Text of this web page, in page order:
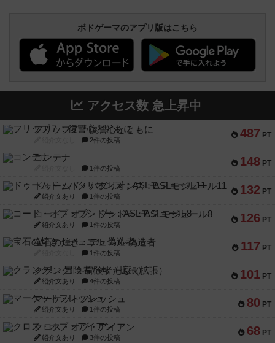
ボドゲーマのアプリ版はこちら
アクセス数 急上昇中
487 PT
フリップ７：復讐心とともに
2件の投稿
148 PT
コンテナ
1件の投稿
132 PT
ドゥームド・バタリオンズ：ASLモジュール11
紹介文あり 1件の投稿
126 PT
コード・オブ・ブシドー：ASLモジュール8
紹介文あり 1件の投稿
117 PT
宝石の煌き：デュエル 偽造者
1件の投稿
101 PT
クランク! ：冒険者たち（拡張）
紹介文あり 4件の投稿
80 PT
マーケットフレッシュ
紹介文あり 1件の投稿
68 PT
クロス・オブ・アイアン
紹介文あり 3件の投稿